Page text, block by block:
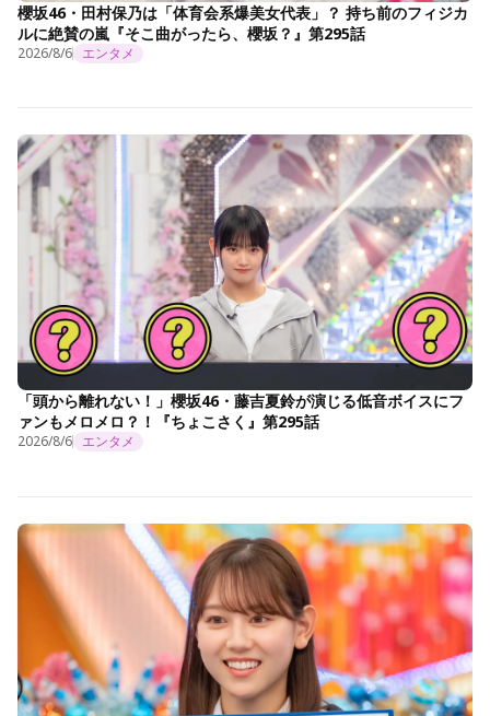
櫻坂46・田村保乃は「体育会系爆美女代表」？ 持ち前のフィジカ
ルに絶賛の嵐『そこ曲がったら、櫻坂？』第295話
2026/8/6 エンタメ
「頭から離れない！」櫻坂46・藤吉夏鈴が演じる低音ボイスにフ
ァンもメロメロ？！『ちょこさく』第295話
2026/8/6 エンタメ